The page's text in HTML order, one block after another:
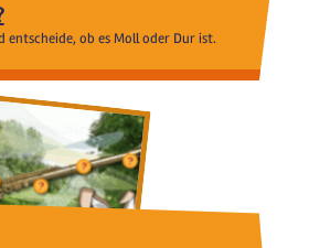
entscheide, ob es Moll oder Dur ist.